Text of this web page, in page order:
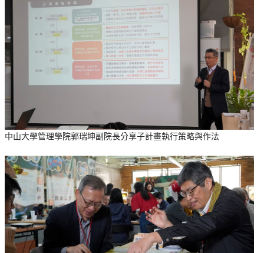
中山大學管理學院郭瑞坤副院長分享子計畫執行策略與作法